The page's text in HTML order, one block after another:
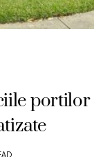
portilor